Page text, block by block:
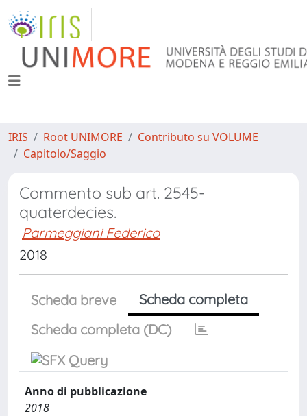
IRIS Root UNIMORE
Contributo su VOLUME
Capitolo/Saggio
Commento sub art. 2545-
quaterdecies.
Parmeggiani Federico
2018
Scheda breve
Scheda completa
Scheda completa (DC)
Anno di pubblicazione
2018